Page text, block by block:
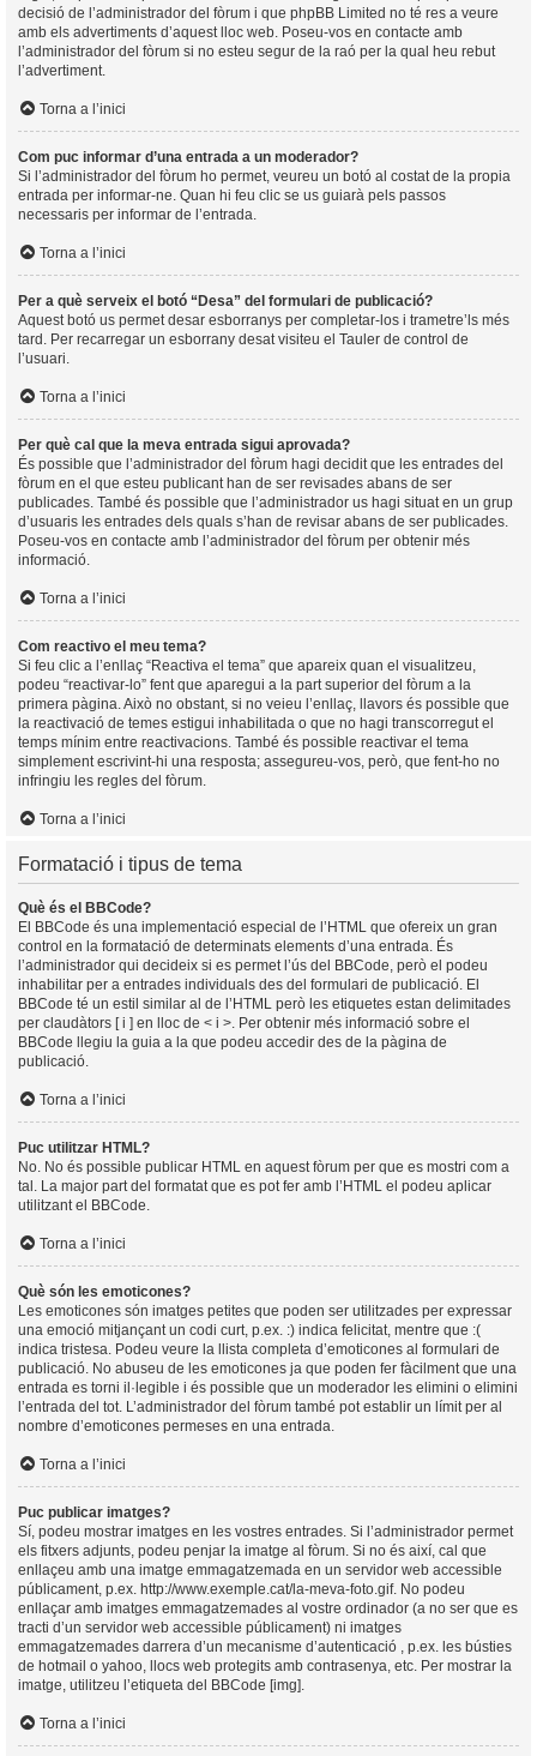
decisió de l’administrador del fòrum i que phpBB Limited no té res a veure
amb els advertiments d’aquest lloc web. Poseu-vos en contacte amb
l’administrador del fòrum si no esteu segur de la raó per la qual heu rebut
l’advertiment.
Torna a l’inici
Com puc informar d’una entrada a un moderador?
Si l’administrador del fòrum ho permet, veureu un botó al costat de la propia
entrada per informar-ne. Quan hi feu clic se us guiarà pels passos
necessaris per informar de l’entrada.
Torna a l’inici
Per a què serveix el botó “Desa” del formulari de publicació?
Aquest botó us permet desar esborranys per completar-los i trametre’ls més
tard. Per recarregar un esborrany desat visiteu el Tauler de control de
l’usuari.
Torna a l’inici
Per què cal que la meva entrada sigui aprovada?
És possible que l’administrador del fòrum hagi decidit que les entrades del
fòrum en el que esteu publicant han de ser revisades abans de ser
publicades. També és possible que l’administrador us hagi situat en un grup
d’usuaris les entrades dels quals s’han de revisar abans de ser publicades.
Poseu-vos en contacte amb l’administrador del fòrum per obtenir més
informació.
Torna a l’inici
Com reactivo el meu tema?
Si feu clic a l’enllaç “Reactiva el tema” que apareix quan el visualitzeu,
podeu “reactivar-lo” fent que aparegui a la part superior del fòrum a la
primera pàgina. Això no obstant, si no veieu l’enllaç, llavors és possible que
la reactivació de temes estigui inhabilitada o que no hagi transcorregut el
temps mínim entre reactivacions. També és possible reactivar el tema
simplement escrivint-hi una resposta; assegureu-vos, però, que fent-ho no
infringiu les regles del fòrum.
Torna a l’inici
Formatació i tipus de tema
Què és el BBCode?
El BBCode és una implementació especial de l’HTML que ofereix un gran
control en la formatació de determinats elements d’una entrada. És
l’administrador qui decideix si es permet l’ús del BBCode, però el podeu
inhabilitar per a entrades individuals des del formulari de publicació. El
BBCode té un estil similar al de l’HTML però les etiquetes estan delimitades
per claudàtors [ i ] en lloc de < i >. Per obtenir més informació sobre el
BBCode llegiu la guia a la que podeu accedir des de la pàgina de
publicació.
Torna a l’inici
Puc utilitzar HTML?
No. No és possible publicar HTML en aquest fòrum per que es mostri com a
tal. La major part del formatat que es pot fer amb l’HTML el podeu aplicar
utilitzant el BBCode.
Torna a l’inici
Què són les emoticones?
Les emoticones són imatges petites que poden ser utilitzades per expressar
una emoció mitjançant un codi curt, p.ex. :) indica felicitat, mentre que :(
indica tristesa. Podeu veure la llista completa d’emoticones al formulari de
publicació. No abuseu de les emoticones ja que poden fer fàcilment que una
entrada es torni il·legible i és possible que un moderador les elimini o elimini
l’entrada del tot. L’administrador del fòrum també pot establir un límit per al
nombre d’emoticones permeses en una entrada.
Torna a l’inici
Puc publicar imatges?
Sí, podeu mostrar imatges en les vostres entrades. Si l’administrador permet
els fitxers adjunts, podeu penjar la imatge al fòrum. Si no és així, cal que
enllaçeu amb una imatge emmagatzemada en un servidor web accessible
públicament, p.ex. http://www.exemple.cat/la-meva-foto.gif. No podeu
enllaçar amb imatges emmagatzemades al vostre ordinador (a no ser que es
tracti d’un servidor web accessible públicament) ni imatges
emmagatzemades darrera d’un mecanisme d’autenticació , p.ex. les bústies
de hotmail o yahoo, llocs web protegits amb contrasenya, etc. Per mostrar la
imatge, utilitzeu l’etiqueta del BBCode [img].
Torna a l’inici